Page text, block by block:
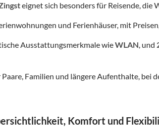
eignet sich besonders für Reisende, die
und Ferienhäuser, mit
Ausstattungsmerkmale wieWLAN, und
Familien und längere Aufenthalte,
Komfort und